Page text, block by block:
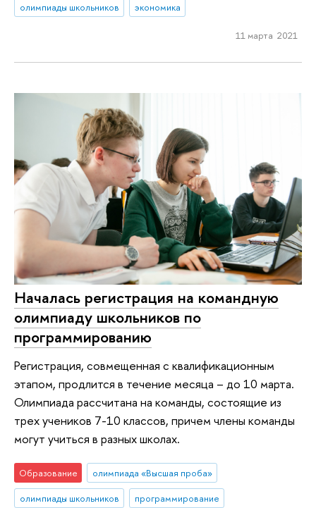
олимпиады школьников
экономика
11 марта 2021
Началась регистрация на командную
олимпиаду школьников по
программированию
Регистрация, совмещенная с квалификационным
этапом, продлится в течение месяца – до 10 марта.
Олимпиада рассчитана на команды, состоящие из
трех учеников 7-10 классов, причем члены команды
могут учиться в разных школах.
Образование
олимпиада «Высшая проба»
олимпиады школьников
программирование